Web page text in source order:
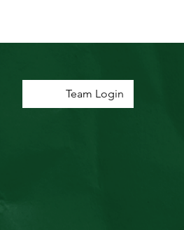
Team Login